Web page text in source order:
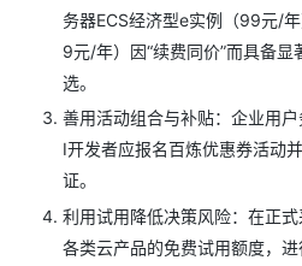
务器ECS经济型e实例（99元/
9元/年）因“续费同价”而具备
选。
善用活动组合与补贴：企业用
I开发者应报名百炼优惠券活动
证。
利用试用降低决策风险：在正
各类云产品的免费试用额度，进